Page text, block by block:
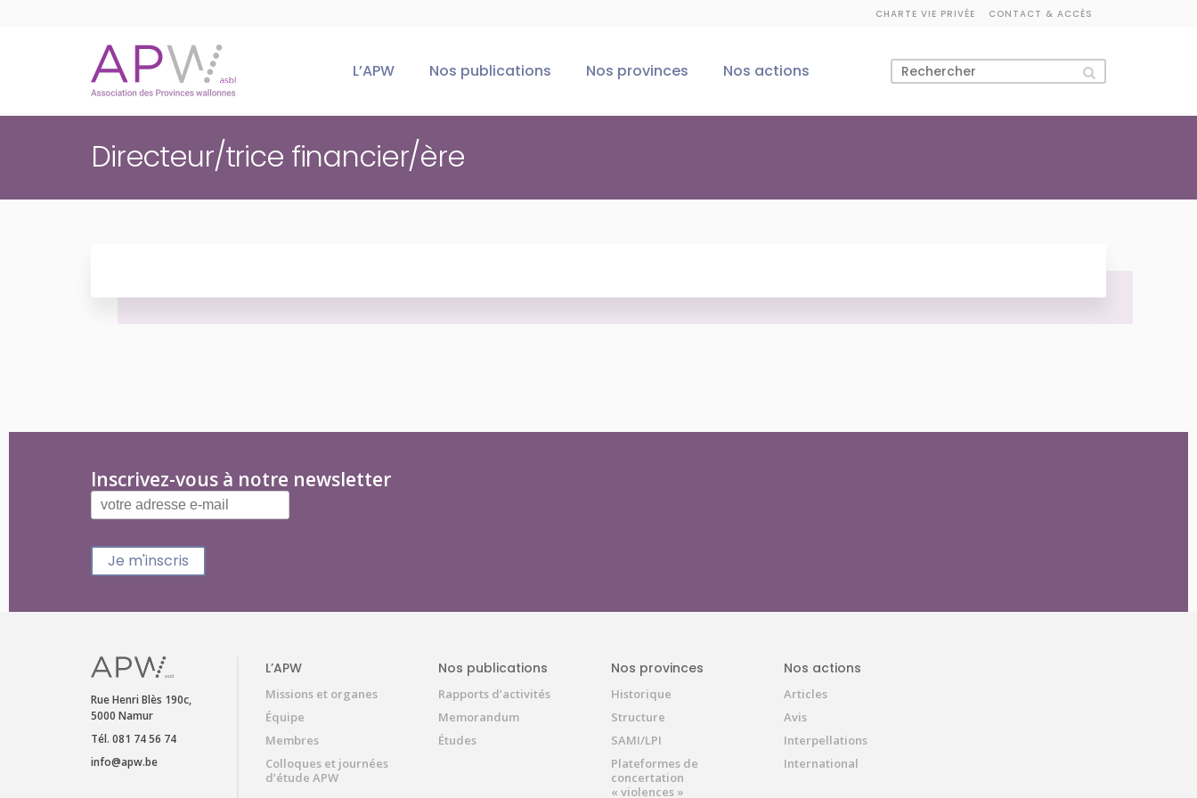
CHARTE VIE PRIVÉE CONTACT & ACCÈS
L’APW Nos publications Nos provinces Nos actions
Directeur/trice financier/ère
Inscrivez-vous à notre newsletter
Je m'inscris
Rue Henri Blès 190c,
5000 Namur
Tél. 081 74 56 74
info@apw.be
L’APW
Missions et organes
Équipe
Membres
Colloques et journées
d’étude APW
Nos publications
Rapports d’activités
Memorandum
Études
Nos provinces
Historique
Structure
SAMI/LPI
Plateformes de
concertation
« violences »
Nos actions
Articles
Avis
Interpellations
International